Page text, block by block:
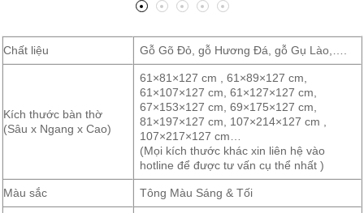
Chất liệu Gỗ Gõ Đỏ, gỗ Hương Đá, gỗ Gụ Lào,….
Kích thước bàn thờ
(Sâu x Ngang x Cao)
61×81×127 cm , 61×89×127 cm,
61×107×127 cm, 61×127×127 cm,
67×153×127 cm, 69×175×127 cm,
81×197×127 cm, 107×214×127 cm ,
107×217×127 cm…
(Mọi kích thước khác xin liên hệ vào
hotline để được tư vấn cụ thể nhất )
Màu sắc Tông Màu Sáng & Tối